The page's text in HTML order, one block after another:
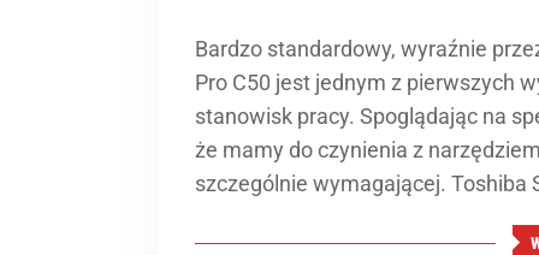
Bardzo standardowy, wyraźnie
Pro C50 jest jednym z pierwszych
stanowisk pracy. Spoglądając na
że mamy do czynienia z
szczególnie wymagającej. Toshiba